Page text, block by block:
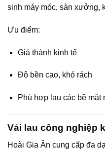
sinh máy móc, sàn xưởng,
Ưu điểm:
Giá thành kinh tế
Độ bền cao, khó rách
Phù hợp lau các bề mặt
Vải lau công nghiệp
Hoài Gia Ân cung cấp đa